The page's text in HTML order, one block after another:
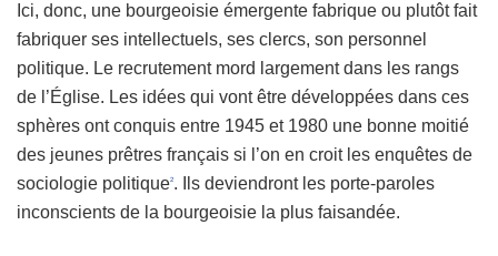
Ici, donc, une bourgeoisie émergente fabrique ou plutôt fait
fabriquer ses intellectuels, ses clercs, son personnel
politique. Le recrutement mord largement dans les rangs
de l’Église. Les idées qui vont être développées dans ces
sphères ont conquis entre 1945 et 1980 une bonne moitié
des jeunes prêtres français si l’on en croit les enquêtes de
sociologie politique2. Ils deviendront les porte-paroles
inconscients de la bourgeoisie la plus faisandée.